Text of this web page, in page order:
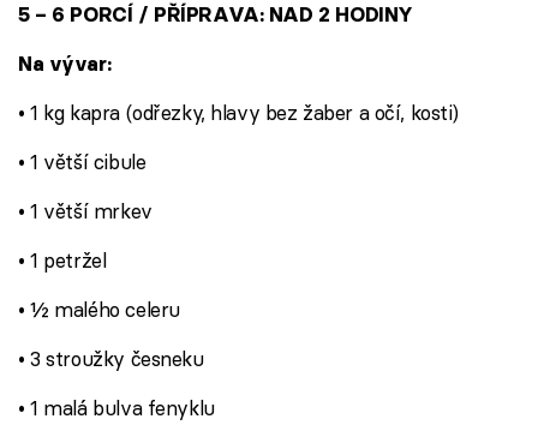
5 – 6 PORCÍ / PŘÍPRAVA: NAD 2 HODINY
Na vývar:
• 1 kg kapra (odřezky, hlavy bez žaber a očí, kosti)
• 1 větší cibule
• 1 větší mrkev
• 1 petržel
• ½ malého celeru
• 3 stroužky česneku
• 1 malá bulva fenyklu